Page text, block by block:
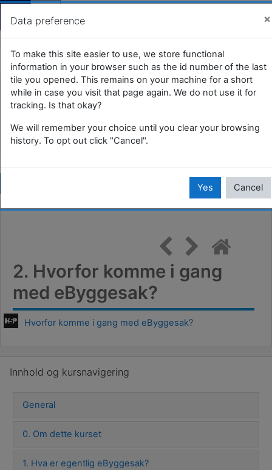
Skip to main content
Introduksjon til eByggesak
Home Courses
KS
Forskning, innovasjon og digitalisering (KS)
Introduksjon til eByggesak
2. Hvorfor komme i gang med eByggesak?
2. Hvorfor komme i gang
med eByggesak?
Hvorfor komme i gang med eByggesak?
Innhold og kursnavigering
General
0. Om dette kurset
1. Hva er egentlig eByggesak?
Data preference ×
To make this site easier to use, we store functional
information in your browser such as the id number of the last
tile you opened. This remains on your machine for a short
while in case you visit that page again. We do not use it for
tracking. Is that okay?
We will remember your choice until you clear your browsing
history. To opt out click "Cancel".
Yes Cancel